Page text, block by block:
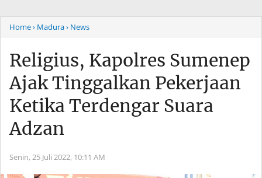
Home› Madura› News
Religius, Kapolres Sumenep
Ajak Tinggalkan Pekerjaan
Ketika Terdengar Suara
Adzan
Senin, 25 Juli 2022, 10:11 AM